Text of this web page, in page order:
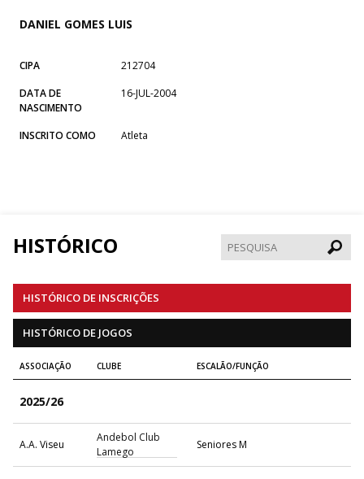
DANIEL GOMES LUIS
CIPA
212704
DATA DE
NASCIMENTO
16-JUL-2004
INSCRITO COMO Atleta
HISTÓRICO
HISTÓRICO DE INSCRIÇÕES
HISTÓRICO DE JOGOS
ASSOCIAÇÃO CLUBE ESCALÃO/FUNÇÃO
2025/26
A.A. Viseu
Andebol Club
Lamego
Seniores M